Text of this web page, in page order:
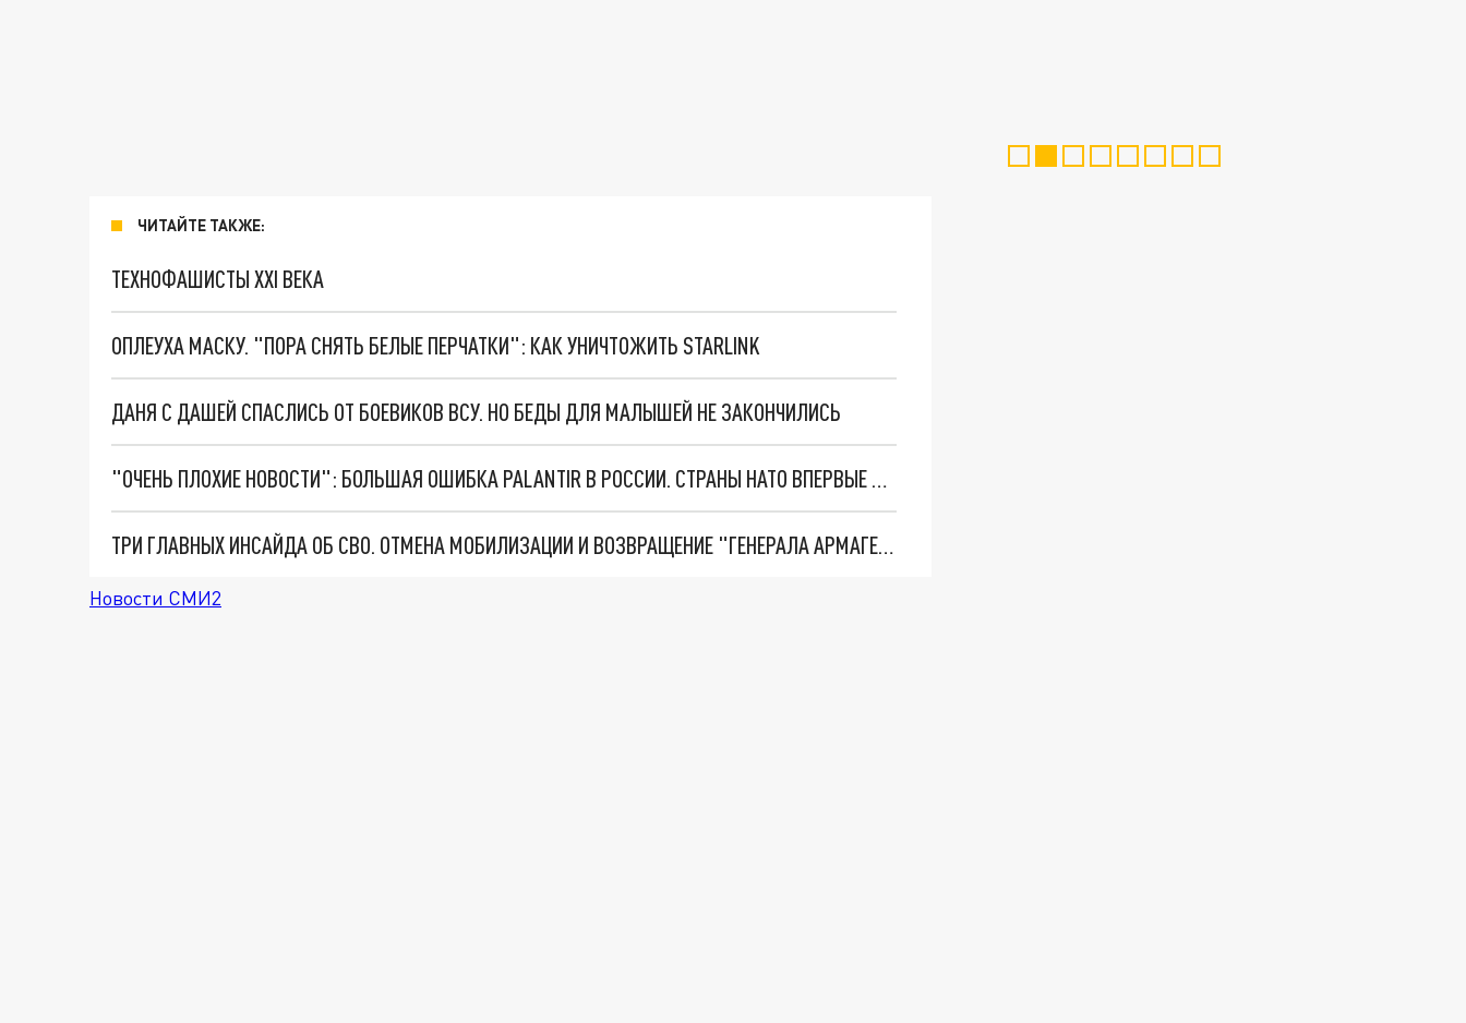
ЧИТАЙТЕ ТАКЖЕ:
ТЕХНОФАШИСТЫ XXI ВЕКА
ОПЛЕУХА МАСКУ. "ПОРА СНЯТЬ БЕЛЫЕ ПЕРЧАТКИ": КАК УНИЧТОЖИТЬ STARLINK
ДАНЯ С ДАШЕЙ СПАСЛИСЬ ОТ БОЕВИКОВ ВСУ. НО БЕДЫ ДЛЯ МАЛЫШЕЙ НЕ ЗАКОНЧИЛИСЬ
"ОЧЕНЬ ПЛОХИЕ НОВОСТИ": БОЛЬШАЯ ОШИБКА PALANTIR В РОССИИ. СТРАНЫ НАТО ВПЕРВЫЕ ЗА СВО ОСТАНОВИЛИ ПОСТАВКИ ОРУЖИЯ. ВСУ ТЕРЯЮТ ПРИГРАНИЧЬЕ?
ТРИ ГЛАВНЫХ ИНСАЙДА ОБ СВО. ОТМЕНА МОБИЛИЗАЦИИ И ВОЗВРАЩЕНИЕ "ГЕНЕРАЛА АРМАГЕДДОНА"? ОТЛИЧНЫЕ НОВОСТИ, КОТОРЫЕ ЖДАЛИ ВСЕ
Новости СМИ2